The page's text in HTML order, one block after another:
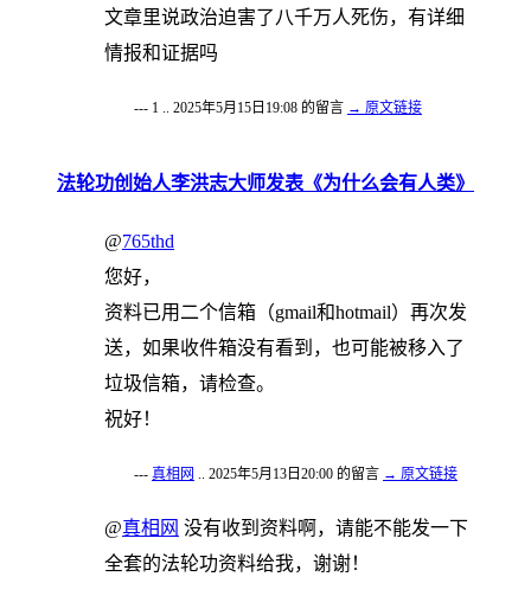
文章里说政治迫害了八千万人死伤，有详细
情报和证据吗
--- 1 .. 2025年5月15日19:08 的留言 → 原文链接
法轮功创始人李洪志大师发表《为什么会有人类》
@765thd
您好，
资料已用二个信箱（gmail和hotmail）再次发
送，如果收件箱没有看到，也可能被移入了
垃圾信箱，请检查。
祝好！
--- 真相网 .. 2025年5月13日20:00 的留言 → 原文链接
@真相网 没有收到资料啊，请能不能发一下
全套的法轮功资料给我，谢谢！